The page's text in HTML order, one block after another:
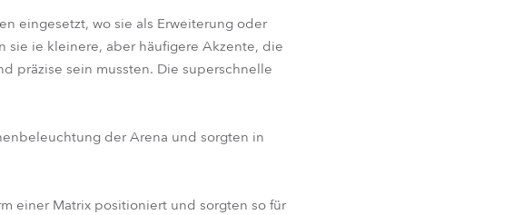
eingesetzt, wo sie als Erweiterung oder
ie kleinere, aber häufigere Akzente, die
präzise sein mussten. Die superschnelle
der Arena und sorgten in
einer Matrix positioniert und sorgten so für